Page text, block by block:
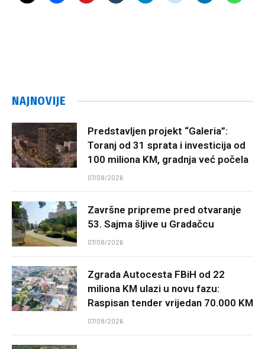
NAJNOVIJE
Predstavljen projekt “Galeria”:
Toranj od 31 sprata i investicija od
100 miliona KM, gradnja već počela
07/08/2026
Završne pripreme pred otvaranje
53. Sajma šljive u Gradačcu
07/08/2026
Zgrada Autocesta FBiH od 22
miliona KM ulazi u novu fazu:
Raspisan tender vrijedan 70.000 KM
07/08/2026